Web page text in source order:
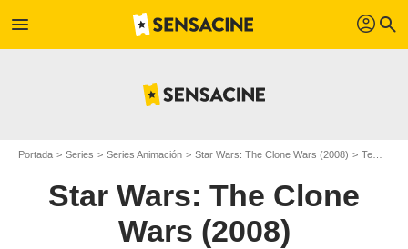
menu profil search
Portada Series Series Animación Star Wars: The Clone Wars (2008) Temporadas de Star Wars: The Clone Wars (2008)
Star Wars: The Clone
Wars (2008)